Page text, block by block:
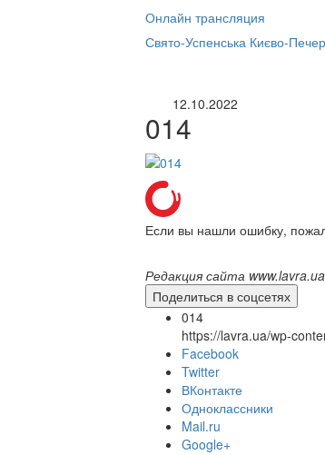
Онлайн трансляция
12 сентября
Свято-Успенська Києво-
12.10.2022
014
Если вы нашли ошибку,
Редакция сайта www.lavra.ua
Поделиться в соцсетях
014
https://lavra.ua/wp-
Facebook
Twitter
ВКонтакте
Одноклассники
Mail.ru
Google+